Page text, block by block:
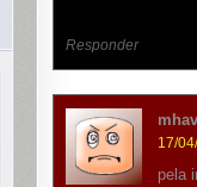
Responder
17/
pela